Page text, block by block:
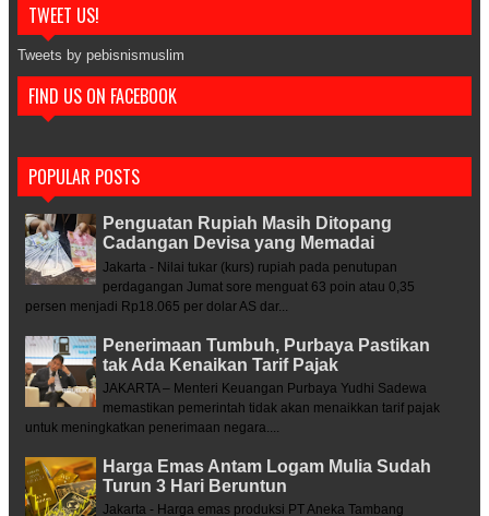
TWEET US!
Tweets by pebisnismuslim
FIND US ON FACEBOOK
POPULAR POSTS
Penguatan Rupiah Masih Ditopang
Cadangan Devisa yang Memadai
Jakarta - Nilai tukar (kurs) rupiah pada penutupan
perdagangan Jumat sore menguat 63 poin atau 0,35
persen menjadi Rp18.065 per dolar AS dar...
Penerimaan Tumbuh, Purbaya Pastikan
tak Ada Kenaikan Tarif Pajak
JAKARTA – Menteri Keuangan Purbaya Yudhi Sadewa
memastikan pemerintah tidak akan menaikkan tarif pajak
untuk meningkatkan penerimaan negara....
Harga Emas Antam Logam Mulia Sudah
Turun 3 Hari Beruntun
Jakarta - Harga emas produksi PT Aneka Tambang